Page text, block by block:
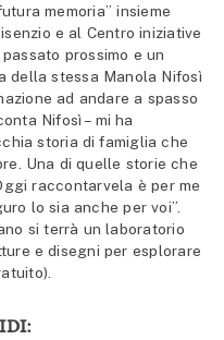
memoria” insieme
e al Centro iniziative
prossimo e un
della stessa Manola Nifosì
ad andare a spasso
Nifosì – mi ha
storia di famiglia che
Una di quelle storie che
raccontarvela è per me
lo sia anche per voi”.
si terrà un laboratorio
e disegni per esplorare